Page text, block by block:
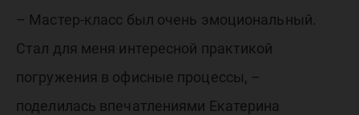
– Мастер-класс был очень эмоциональный.
Стал для меня интересной практикой
погружения в офисные процессы, –
поделилась впечатлениями Екатерина